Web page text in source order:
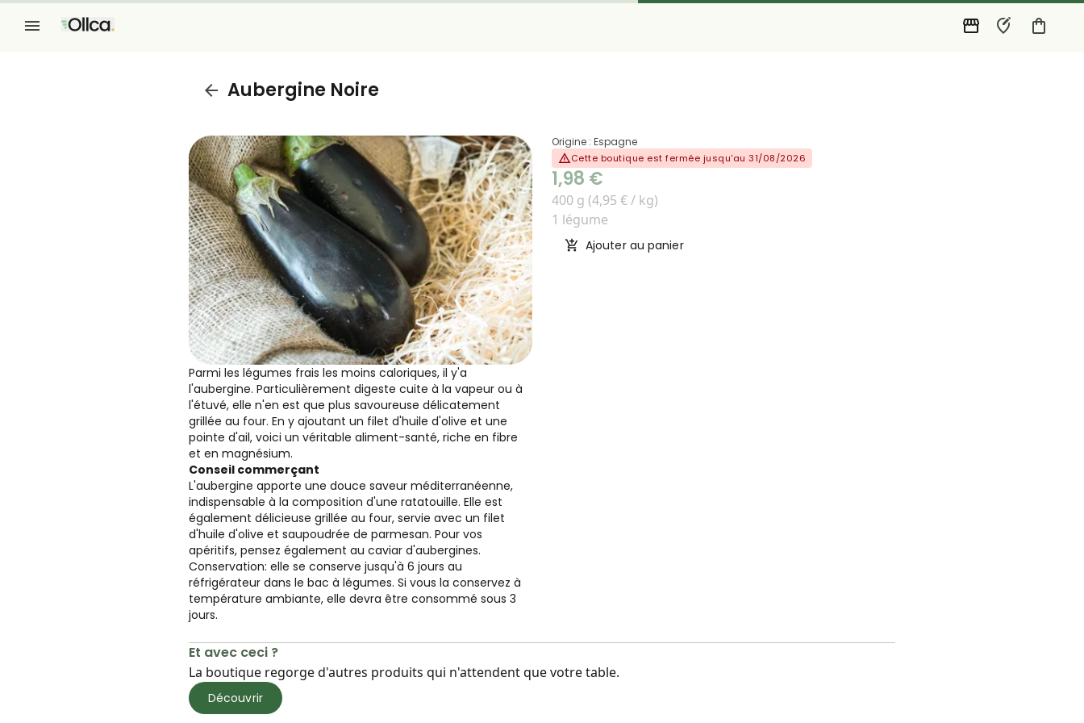
Aubergine Noire
Parmi les légumes frais les moins caloriques, il y'a
l'aubergine. Particulièrement digeste cuite à la vapeur ou à
l'étuvé, elle n'en est que plus savoureuse délicatement
grillée au four. En y ajoutant un filet d'huile d'olive et une
pointe d'ail, voici un véritable aliment-santé, riche en fibre
et en magnésium.
Conseil commerçant
L'aubergine apporte une douce saveur méditerranéenne,
indispensable à la composition d'une ratatouille. Elle est
également délicieuse grillée au four, servie avec un filet
d'huile d'olive et saupoudrée de parmesan. Pour vos
apéritifs, pensez également au caviar d'aubergines.
Conservation: elle se conserve jusqu'à 6 jours au
réfrigérateur dans le bac à légumes. Si vous la conservez à
température ambiante, elle devra être consommé sous 3
jours.
Origine : Espagne
Cette boutique est fermée jusqu'au 31/08/2026
1,98 €
400 g (4,95 € / kg)
1 légume
Ajouter au panier
Et avec ceci ?
La boutique regorge d'autres produits qui n'attendent que votre table.
Découvrir